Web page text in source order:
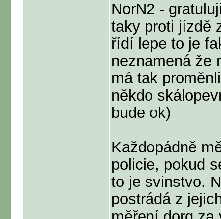
NorN2 -
taky proti jízdě
řídí lepe to je
neznamená že
má tak
někdo
bude ok)
Každopádně
policie, pokud
to je svinstvo.
postrádá z